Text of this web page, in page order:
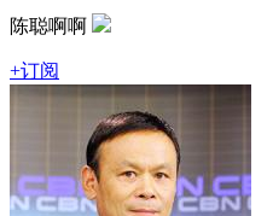
陈聪啊啊
+订阅